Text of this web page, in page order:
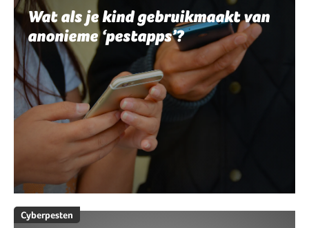
Wat als je kind gebruikmaakt van
anonieme ‘pestapps’?
Cyberpesten